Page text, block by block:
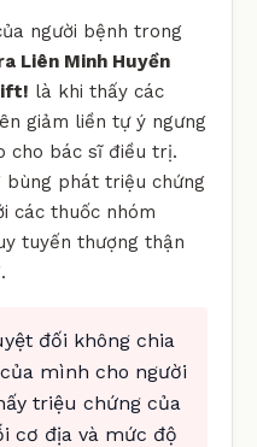
người bệnh trong
Liên Minh Huyền
là khi thấy các
giảm liền tự ý ngưng
cho bác sĩ điều trị.
bùng phát triệu chứng
các thuốc nhóm
tuyến thượng thận
đối không chia
mình cho người
triệu chứng của
cơ địa và mức độ